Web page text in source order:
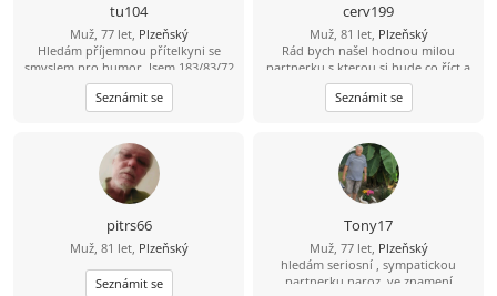
tu104
Muž, 77 let, Plzeňský
Hledám příjemnou přítelkyni se
smyslem pro humor. Jsem 183/83/72
let, aktivní, bydlím v Plzni.
Seznámit se
cerv199
Muž, 81 let, Plzeňský
Rád bych našel hodnou milou
partnerku s kterou si bude co říct a
bude s ní dostatečná sranda a klid. :)
Na věku mi nezaleží. :)
Seznámit se
pitrs66
Muž, 81 let, Plzeňský
Seznámit se
Tony17
Muž, 77 let, Plzeňský
hledám seriosní , sympatickou
partnerku naroz. ve znamení